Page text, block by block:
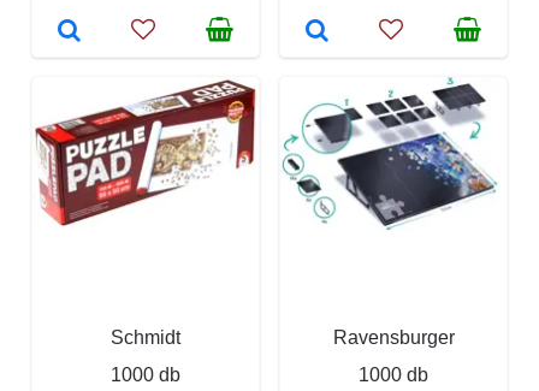
Schmidt
1000 db
Ravensburger
1000 db